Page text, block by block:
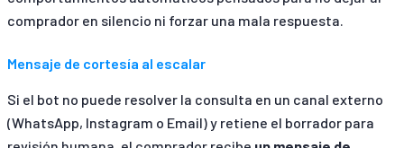
comprador en silencio ni forzar una mala respuesta.
Mensaje de cortesía al escalar
Si el bot no puede resolver la consulta en un canal externo
(WhatsApp, Instagram o Email) y retiene el borrador para